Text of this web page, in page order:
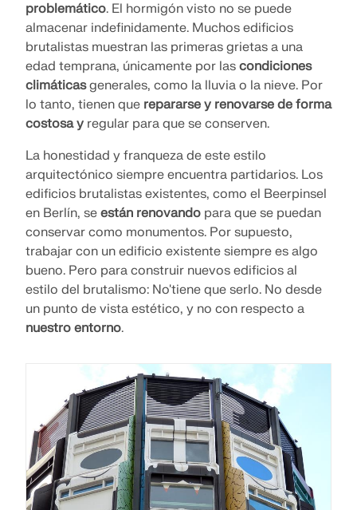
problemático. El hormigón visto no se puede
almacenar indefinidamente. Muchos edificios
brutalistas muestran las primeras grietas a una
edad temprana, únicamente por las condiciones
climáticasgenerales, como la lluvia o la nieve. Por
lo tanto, tienen que repararse y renovarse de forma
costosa y regular para que se conserven.
La honestidad y franqueza de este estilo
arquitectónico siempre encuentra partidarios. Los
edificios brutalistas existentes, como el Beerpinsel
en Berlín, se están renovando para que se puedan
conservar como monumentos. Por supuesto,
trabajar con un edificio existente siempre es algo
bueno. Pero para construir nuevos edificios al
estilo del brutalismo: No'tiene que serlo. No desde
un punto de vista estético, y no con respecto a
nuestro entorno.